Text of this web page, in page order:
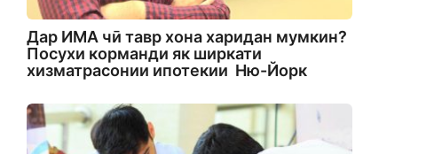
Дар ИМА чӣ тавр хона харидан мумкин?
Посухи корманди як ширкати
хизматрасонии ипотекии Ню-Йорк